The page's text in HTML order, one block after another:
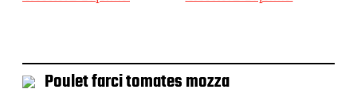
Poulet farci tomates mozza